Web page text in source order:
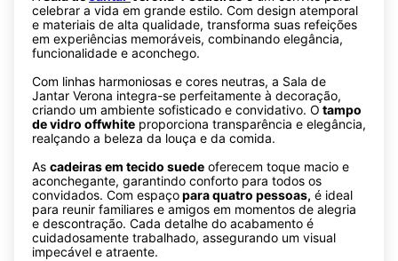
celebrar a vida em grande estilo. Com design atemporal
e materiais de alta qualidade, transforma suas refeições
em experiências memoráveis, combinando elegância,
funcionalidade e aconchego.
Com linhas harmoniosas e cores neutras, a Sala de
Jantar Verona integra-se perfeitamente à decoração,
criando um ambiente sofisticado e convidativo. O tampo
de vidro offwhite proporciona transparência e elegância,
realçando a beleza da louça e da comida.
As cadeiras em tecido suede oferecem toque macio e
aconchegante, garantindo conforto para todos os
convidados. Com espaçopara quatro pessoas, é ideal
para reunir familiares e amigos em momentos de alegria
e descontração. Cada detalhe do acabamento é
cuidadosamente trabalhado, assegurando um visual
impecável e atraente.